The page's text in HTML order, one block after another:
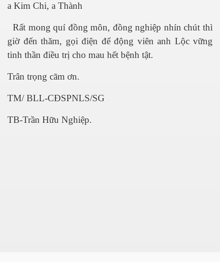
a Kim Chi, a Thành
Rất mong quí đồng môn, đồng nghiệp nhín chút thì
giờ đến thăm, gọi điện để động viên anh Lộc vững
tinh thần điều trị cho mau hết bệnh tật.
Trân trọng cãm ơn.
TM/ BLL-CĐSPNLS/SG
TB-Trần Hữu Nghiệp.
3-5-2015